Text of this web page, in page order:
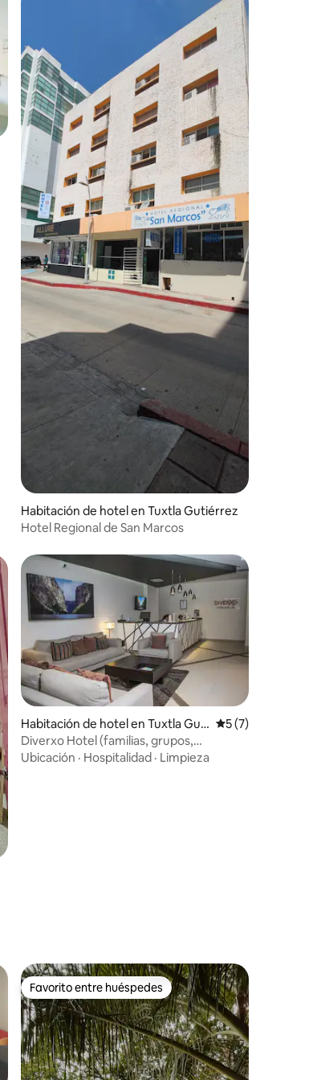
Habitación de hotel en Tuxtla Gutiérrez
Hotel Regional de San Marcos
Habitación de hotel en Tuxtla Guti
érrez
Calificación
5 (7)
Diverxo Hotel (familias, grupos,
negocios)
Ubicación · Hospitalidad · Limpieza
Favorito entre huéspedes
Favorito entre huéspedes